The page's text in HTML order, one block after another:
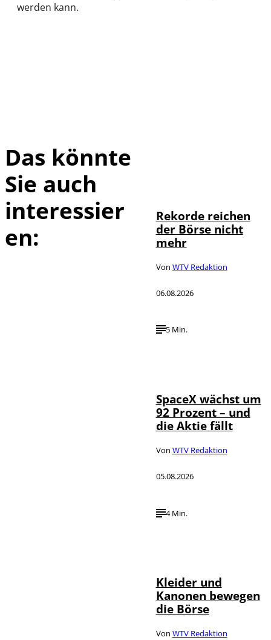
werden kann.
Das könnte
Sie auch
interessier
en:
Rekorde reichen
der Börse nicht
mehr
Von WTV Redaktion
06.08.2026
5 Min.
SpaceX wächst um
92 Prozent – und
die Aktie fällt
Von WTV Redaktion
05.08.2026
4 Min.
Kleider und
Kanonen bewegen
die Börse
Von WTV Redaktion